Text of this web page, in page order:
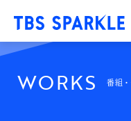
WORKS 番組